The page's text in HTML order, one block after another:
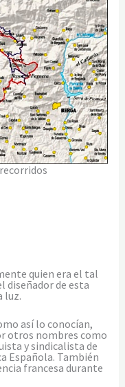
quien era el tal
diseñador de esta
luz.
así lo conocían,
otros nombres como
y sindicalista de
Española. También
francesa durante